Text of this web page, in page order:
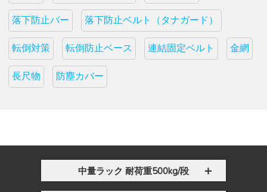
落下防止バー 落下防止ベルト（タナガード）
転倒対策 転倒防止ベース 連結固定ベルト 金網
長尺物 防塵カバー
中量ラック 耐荷重500kg/段